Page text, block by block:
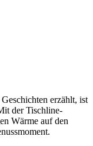
erzählt, ist
der Tischline-
Wärme auf den